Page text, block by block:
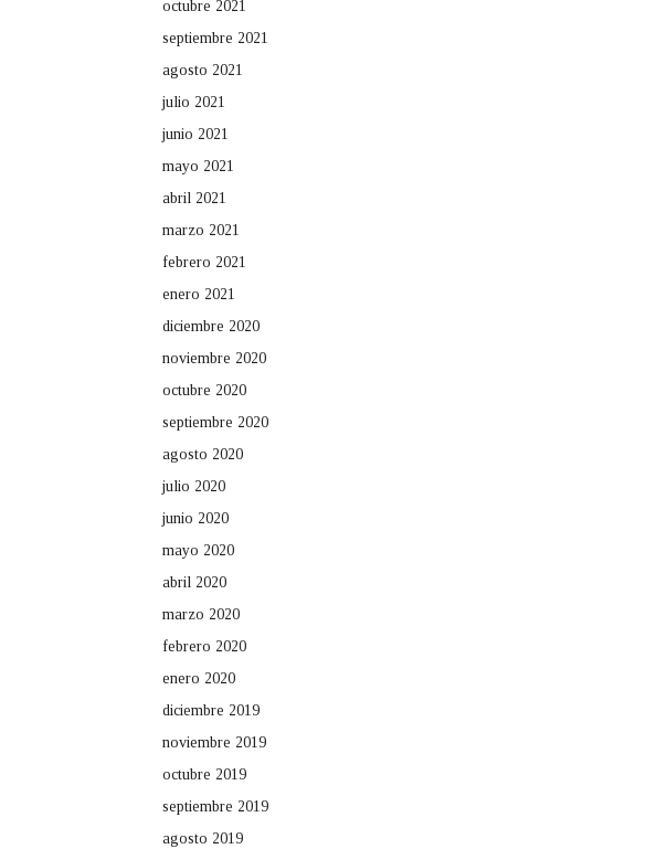
octubre 2021
septiembre 2021
agosto 2021
julio 2021
junio 2021
mayo 2021
abril 2021
marzo 2021
febrero 2021
enero 2021
diciembre 2020
noviembre 2020
octubre 2020
septiembre 2020
agosto 2020
julio 2020
junio 2020
mayo 2020
abril 2020
marzo 2020
febrero 2020
enero 2020
diciembre 2019
noviembre 2019
octubre 2019
septiembre 2019
agosto 2019